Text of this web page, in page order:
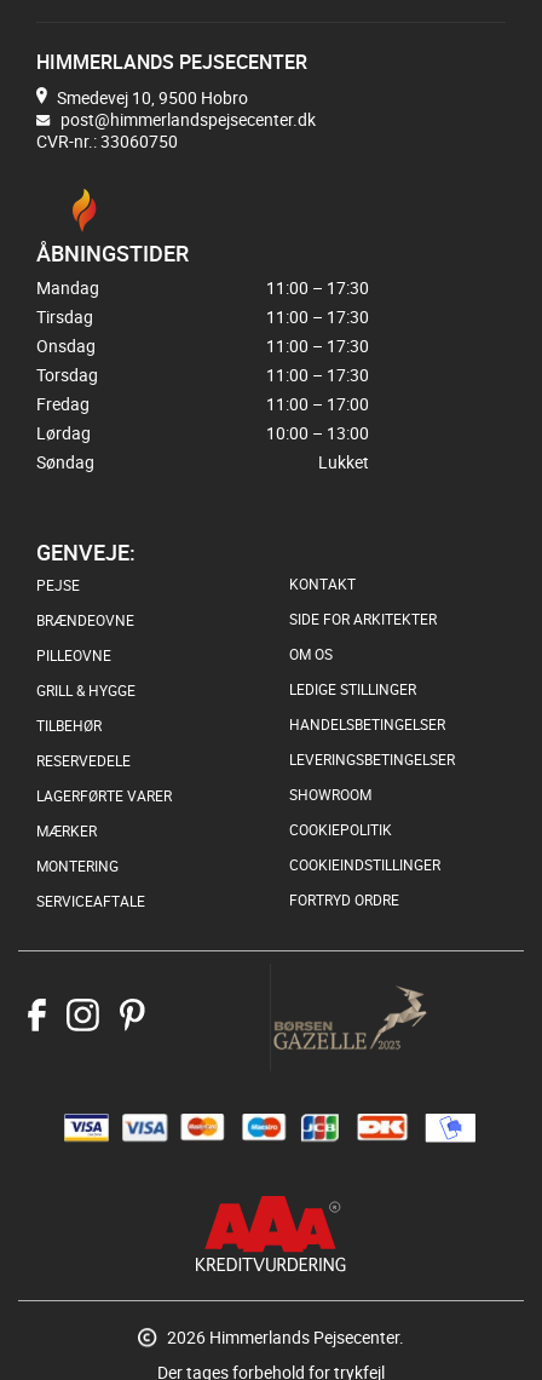
HIMMERLANDS PEJSECENTER
Smedevej 10, 9500 Hobro
post@himmerlandspejsecenter.dk
CVR-nr.: 33060750
ÅBNINGSTIDER
Mandag
11:00 – 17:30
Tirsdag
11:00 – 17:30
Onsdag
11:00 – 17:30
Torsdag
11:00 – 17:30
Fredag
11:00 – 17:00
Lørdag
10:00 – 13:00
Søndag
Lukket
GENVEJE:
PEJSE
BRÆNDEOVNE
PILLEOVNE
GRILL & HYGGE
TILBEHØR
RESERVEDELE
LAGERFØRTE VARER
MÆRKER
MONTERING
SERVICEAFTALE
KONTAKT
SIDE FOR ARKITEKTER
OM OS
LEDIGE STILLINGER
HANDELSBETINGELSER
LEVERINGSBETINGELSER
SHOWROOM
COOKIEPOLITIK
COOKIEINDSTILLINGER
FORTRYD ORDRE
2026 Himmerlands Pejsecenter.
Der tages forbehold for trykfejl